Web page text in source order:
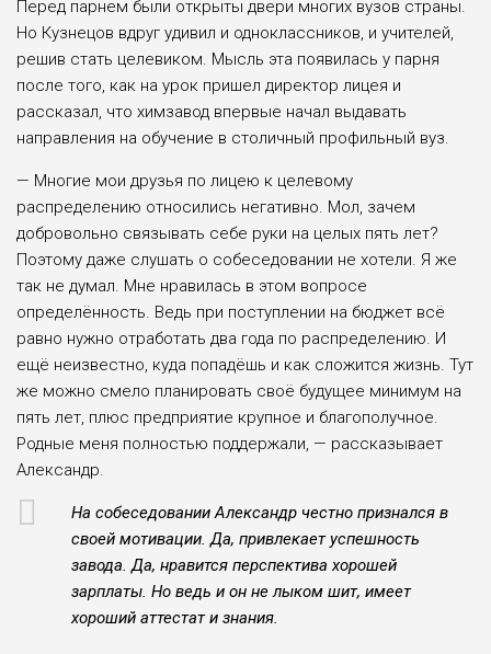
Перед парнем были открыты двери многих вузов страны.
Но Кузнецов вдруг удивил и одноклассников, и учителей,
решив стать целевиком. Мысль эта появилась у парня
после того, как на урок пришел директор лицея и
рассказал, что химзавод впервые начал выдавать
направления на обучение в столичный профильный вуз.
— Многие мои друзья по лицею к целевому
распределению относились негативно. Мол, зачем
добровольно связывать себе руки на целых пять лет?
Поэтому даже слушать о собеседовании не хотели. Я же
так не думал. Мне нравилась в этом вопросе
определённость. Ведь при поступлении на бюджет всё
равно нужно отработать два года по распределению. И
ещё неизвестно, куда попадёшь и как сложится жизнь. Тут
же можно смело планировать своё будущее минимум на
пять лет, плюс предприятие крупное и благополучное.
Родные меня полностью поддержали, — рассказывает
Александр.
На собеседовании Александр честно признался в
своей мотивации. Да, привлекает успешность
завода. Да, нравится перспектива хорошей
зарплаты. Но ведь и он не лыком шит, имеет
хороший аттестат и знания.